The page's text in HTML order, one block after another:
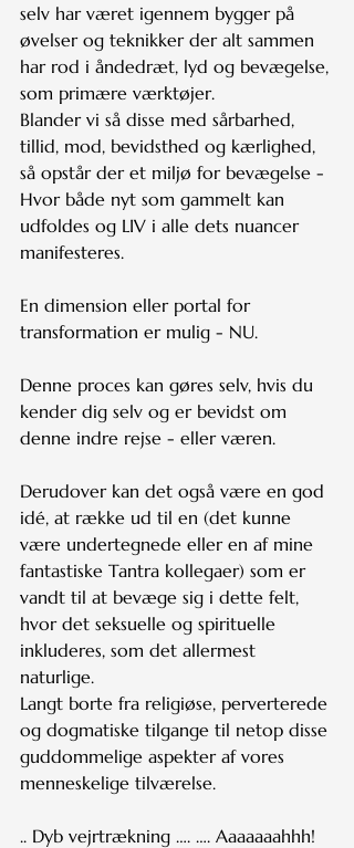
selv har været igennem bygger på
øvelser og teknikker der alt sammen
har rod i åndedræt, lyd og bevægelse,
som primære værktøjer.
Blander vi så disse med sårbarhed,
tillid, mod, bevidsthed og kærlighed,
så opstår der et miljø for bevægelse -
Hvor både nyt som gammelt kan
udfoldes og LIV i alle dets nuancer
manifesteres.
En dimension eller portal for
transformation er mulig - NU.
Denne proces kan gøres selv, hvis du
kender dig selv og er bevidst om
denne indre rejse - eller væren.
Derudover kan det også være en god
idé, at række ud til en (det kunne
være undertegnede eller en af mine
fantastiske Tantra kollegaer) som er
vandt til at bevæge sig i dette felt,
hvor det seksuelle og spirituelle
inkluderes, som det allermest
naturlige.
Langt borte fra religiøse, perverterede
og dogmatiske tilgange til netop disse
guddommelige aspekter af vores
menneskelige tilværelse.
.. Dyb vejrtrækning …. …. Aaaaaaahhh!